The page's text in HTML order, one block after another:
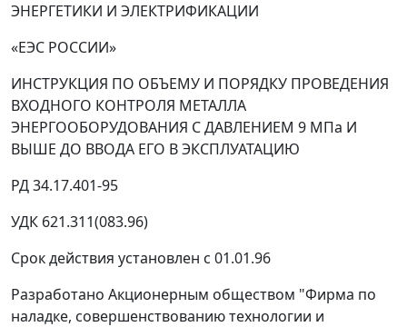
ЭНЕРГЕТИКИ И ЭЛЕКТРИФИКАЦИИ
«ЕЭС РОССИИ»
ИНСТРУКЦИЯ ПО ОБЪЕМУ И ПОРЯДКУ ПРОВЕДЕНИЯ
ВХОДНОГО КОНТРОЛЯ МЕТАЛЛА
ЭНЕРГООБОРУДОВАНИЯ С ДАВЛЕНИЕМ 9 МПа И
ВЫШЕ ДО ВВОДА ЕГО В ЭКСПЛУАТАЦИЮ
РД 34.17.401-95
УДК 621.311(083.96)
Срок действия установлен с 01.01.96
Разработано Акционерным обществом "Фирма по
наладке, совершенствованию технологии и